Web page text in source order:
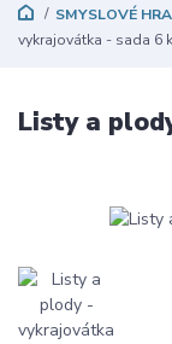
SMYSLOVÉ
vykrajovátka - sada 6
Listy a